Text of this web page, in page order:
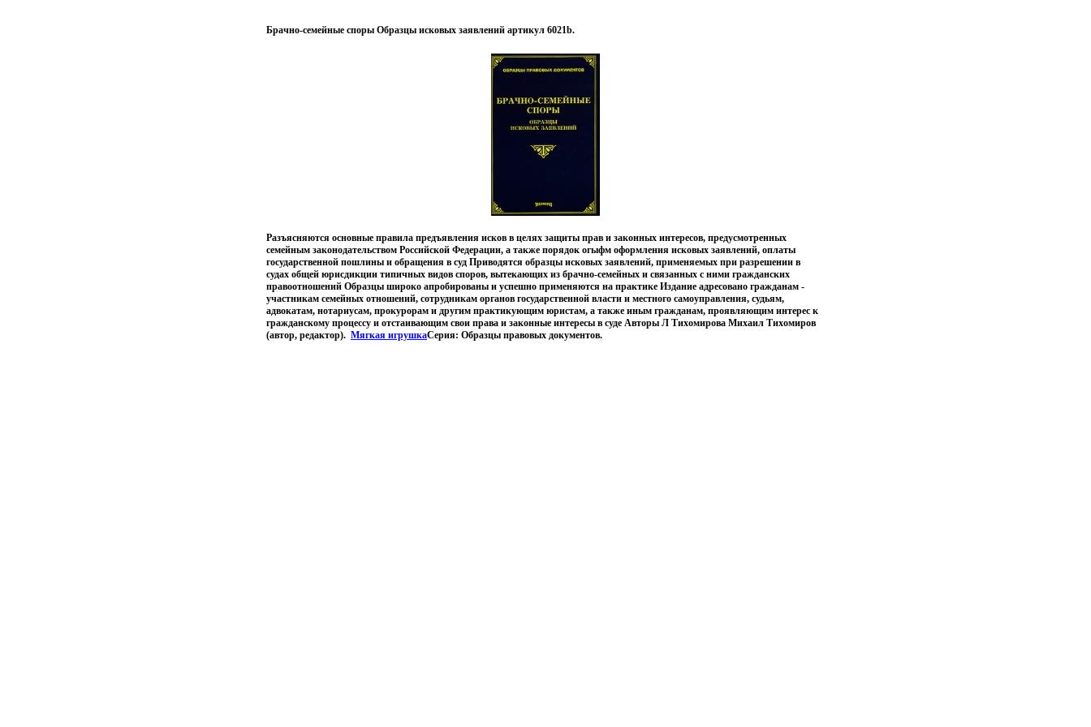
Брачно-семейные споры Образцы исковых заявлений артикул 6021b.
Разъясняются основные правила предъявления исков в целях защиты прав и законных интересов, предусмотренных
семейным законодательством Российской Федерации, а также порядок огыфм оформления исковых заявлений, оплаты
государственной пошлины и обращения в суд Приводятся образцы исковых заявлений, применяемых при разрешении в
судах общей юрисдикции типичных видов споров, вытекающих из брачно-семейных и связанных с ними гражданских
правоотношений Образцы широко апробированы и успешно применяются на практике Издание адресовано гражданам -
участникам семейных отношений, сотрудникам органов государственной власти и местного самоуправления, судьям,
адвокатам, нотариусам, прокурорам и другим практикующим юристам, а также иным гражданам, проявляющим интерес к
гражданскому процессу и отстаивающим свои права и законные интересы в суде Авторы Л Тихомирова Михаил Тихомиров
(автор, редактор). Мягкая игрушкаСерия: Образцы правовых документов.